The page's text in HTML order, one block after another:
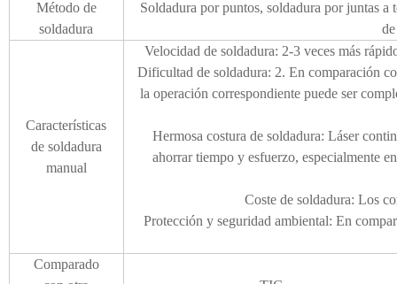
Método de
soldadura
Soldadura por puntos, soldadura por juntas a
Características
de soldadura
manual
Velocidad de soldadura: 2-3 veces más
Dificultad de soldadura: 2. En comparación
la operación correspondiente puede ser
Hermosa costura de soldadura: Láser
ahorrar tiempo y esfuerzo, especialmente
Coste de soldadura: Los
Protección y seguridad ambiental: En
Comparado